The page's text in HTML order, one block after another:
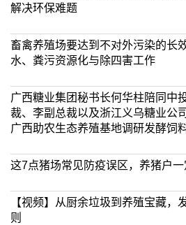
解决环保难题
畜禽养殖场要达到不对外污染的长
水、粪污资源化与除四害工作
广西糖业集团秘书长何华柱陪同中
裁、李副总裁以及浙江义乌糖业公
广西助农生态养殖基地调研发酵饲
这7点猪场常见防疫误区，养猪户一
【视频】从厨余垃圾到养殖宝藏，
则